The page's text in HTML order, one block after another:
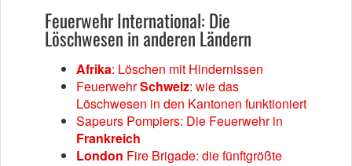
Feuerwehr International: Die
Löschwesen in anderen Ländern
Afrika: Löschen mit Hindernissen
FeuerwehrSchweiz: wie das
Löschwesen in den Kantonen funktioniert
Sapeurs Pompiers: Die Feuerwehr in
Frankreich
London Fire Brigade: die fünftgrößte